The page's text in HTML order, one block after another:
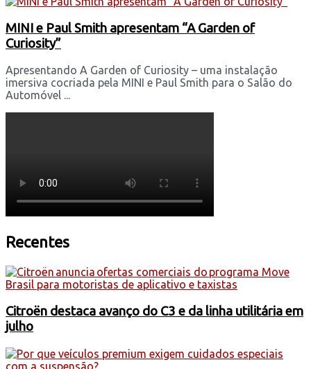
MINI e Paul Smith apresentam “A Garden of
Curiosity”
Apresentando A Garden of Curiosity – uma instalação
imersiva cocriada pela MINI e Paul Smith para o Salão do
Automóvel ...
Recentes
Citroën destaca avanço do C3 e da linha utilitária em
julho